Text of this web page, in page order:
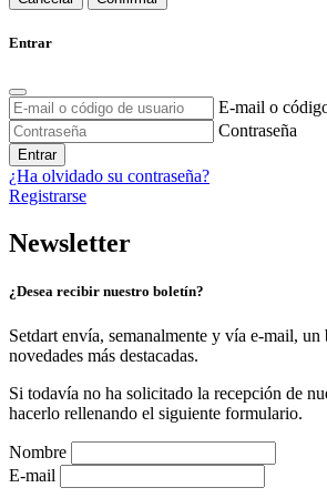
Entrar
E-mail o
Contraseña
Entrar
¿Ha olvidado su contraseña?
Registrarse
Newsletter
¿Desea recibir nuestro boletín?
Setdart envía, semanalmente y vía e-mail, un
novedades más destacadas.
Si todavía no ha solicitado la recepción de
hacerlo rellenando el siguiente formulario.
Nombre
E-mail